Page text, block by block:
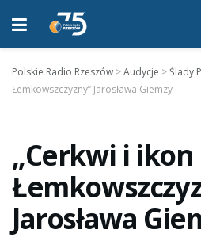
Polskie Radio Rzeszów >Audycje >Ślady
Łemkowszczyzny” Jarosława Giemzy
„Cerkwi i ikon
Jarosława